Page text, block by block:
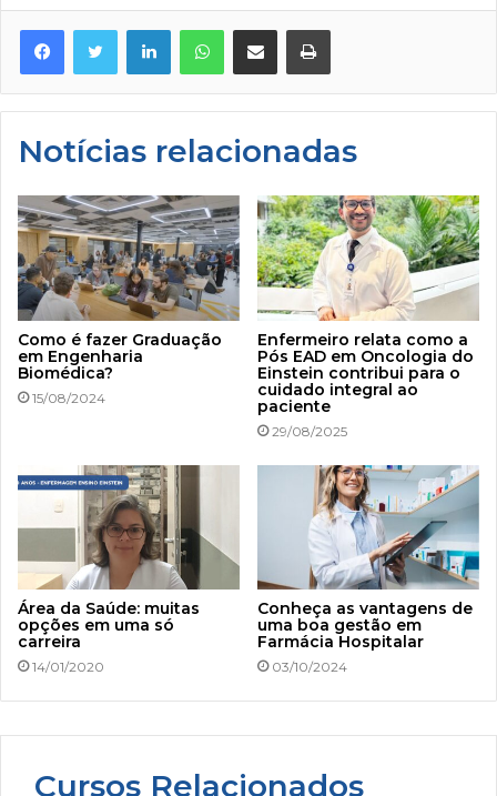
Linkedin WhatsApp
Notícias relacionadas
Como é fazer Graduação
em Engenharia
Biomédica?
15/08/2024
Enfermeiro relata como a
Pós EAD em Oncologia do
Einstein contribui para o
cuidado integral ao
paciente
29/08/2025
Área da Saúde: muitas
opções em uma só
carreira
14/01/2020
Conheça as vantagens de
uma boa gestão em
Farmácia Hospitalar
03/10/2024
Cursos Relacionados